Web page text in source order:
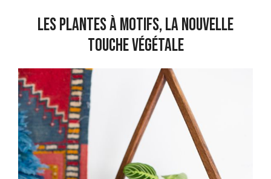
Les plantes à motifs, la nouvelle
touche végétale